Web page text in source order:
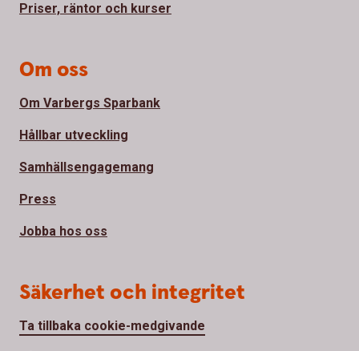
Priser, räntor och kurser
Om oss
Om Varbergs Sparbank
Hållbar utveckling
Samhällsengagemang
Press
Jobba hos oss
Säkerhet och integritet
Ta tillbaka cookie-medgivande